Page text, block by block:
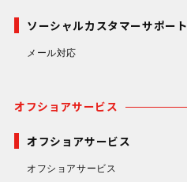
ソーシャルカスタマーサポート
メール対応
オフショアサービス
オフショアサービス
オフショアサービス